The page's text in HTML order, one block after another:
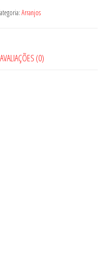
Arranjos
AVALIAÇÕES (0)